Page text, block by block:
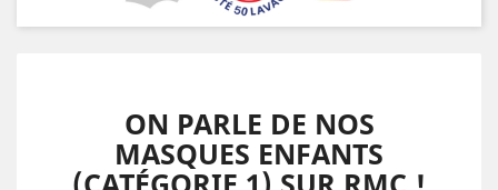
ON PARLE DE NOS
MASQUES ENFANTS